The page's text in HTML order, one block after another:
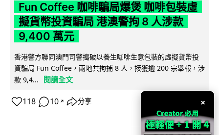
Fun Coffee 咖啡騙局爆煲 咖啡包裝虛
擬貨幣投資騙局 港澳警拘 8 人涉款
9,400 萬元
香港警方聯同澳門司警搗破以養生咖啡生意包裝的虛擬貨幣投
資騙局 Fun Coffee，兩地共拘捕 8 人，接獲逾 200 宗舉報，涉
款 9,4...
閱讀全文
118 10 ↗ 分享 ×